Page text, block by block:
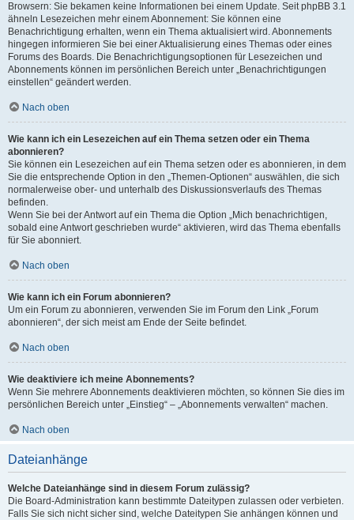
Browsern: Sie bekamen keine Informationen bei einem Update. Seit phpBB 3.1
ähneln Lesezeichen mehr einem Abonnement: Sie können eine
Benachrichtigung erhalten, wenn ein Thema aktualisiert wird. Abonnements
hingegen informieren Sie bei einer Aktualisierung eines Themas oder eines
Forums des Boards. Die Benachrichtigungsoptionen für Lesezeichen und
Abonnements können im persönlichen Bereich unter „Benachrichtigungen
einstellen“ geändert werden.
Nach oben
Wie kann ich ein Lesezeichen auf ein Thema setzen oder ein Thema
abonnieren?
Sie können ein Lesezeichen auf ein Thema setzen oder es abonnieren, in dem
Sie die entsprechende Option in den „Themen-Optionen“ auswählen, die sich
normalerweise ober- und unterhalb des Diskussionsverlaufs des Themas
befinden.
Wenn Sie bei der Antwort auf ein Thema die Option „Mich benachrichtigen,
sobald eine Antwort geschrieben wurde“ aktivieren, wird das Thema ebenfalls
für Sie abonniert.
Nach oben
Wie kann ich ein Forum abonnieren?
Um ein Forum zu abonnieren, verwenden Sie im Forum den Link „Forum
abonnieren“, der sich meist am Ende der Seite befindet.
Nach oben
Wie deaktiviere ich meine Abonnements?
Wenn Sie mehrere Abonnements deaktivieren möchten, so können Sie dies im
persönlichen Bereich unter „Einstieg“ – „Abonnements verwalten“ machen.
Nach oben
Dateianhänge
Welche Dateianhänge sind in diesem Forum zulässig?
Die Board-Administration kann bestimmte Dateitypen zulassen oder verbieten.
Falls Sie sich nicht sicher sind, welche Dateitypen Sie anhängen können und